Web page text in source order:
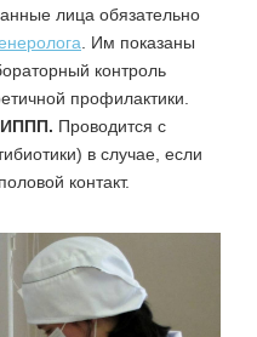
лица обязательно
. Им показаны
контроль
профилактики.
ИППП. Проводится с
в случае, если
контакт.